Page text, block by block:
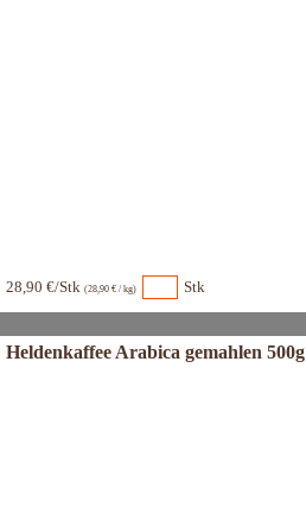
28,90 €/Stk (28,90 € / kg) Stk
Heldenkaffee Arabica gemahlen 500g